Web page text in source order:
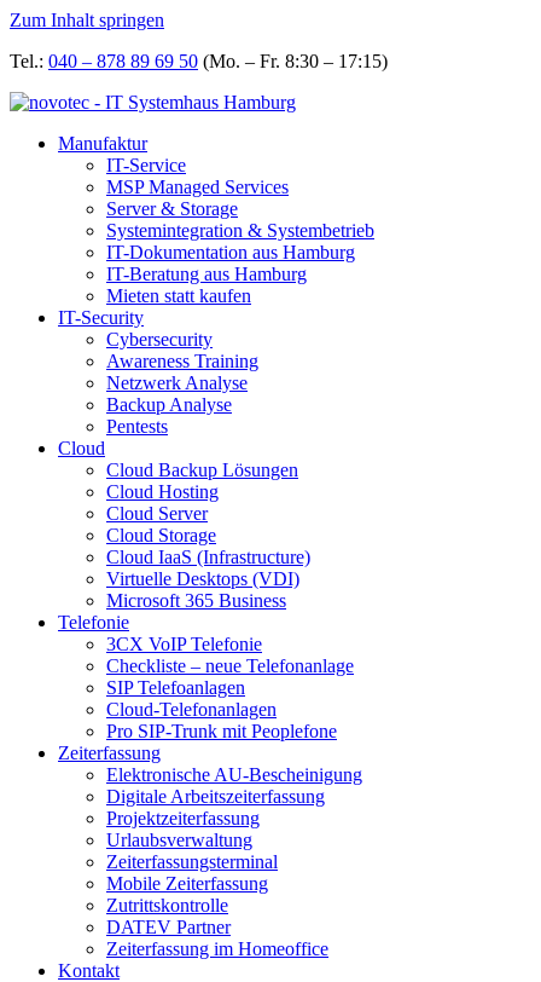
Zum Inhalt springen
Tel.: 040 – 878 89 69 50 (Mo. – Fr. 8:30 – 17:15)
Manufaktur
IT-Service
MSP Managed Services
Server & Storage
Systemintegration & Systembetrieb
IT-Dokumentation aus Hamburg
IT-Beratung aus Hamburg
Mieten statt kaufen
IT-Security
Cybersecurity
Awareness Training
Netzwerk Analyse
Backup Analyse
Pentests
Cloud
Cloud Backup Lösungen
Cloud Hosting
Cloud Server
Cloud Storage
Cloud IaaS (Infrastructure)
Virtuelle Desktops (VDI)
Microsoft 365 Business
Telefonie
3CX VoIP Telefonie
Checkliste – neue Telefonanlage
SIP Telefoanlagen
Cloud-Telefonanlagen
Pro SIP-Trunk mit Peoplefone
Zeiterfassung
Elektronische AU-Bescheinigung
Digitale Arbeitszeiterfassung
Projektzeiterfassung
Urlaubsverwaltung
Zeiterfassungsterminal
Mobile Zeiterfassung
Zutrittskontrolle
DATEV Partner
Zeiterfassung im Homeoffice
Kontakt